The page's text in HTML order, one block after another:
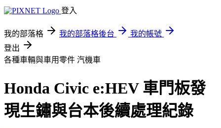
登入
我的部落格 我的部落格後台
我的帳號
登出
各種車輛與車用零件 汽機車
Honda Civic e:HEV 車門板發
現生鏽與台本後續處理紀錄